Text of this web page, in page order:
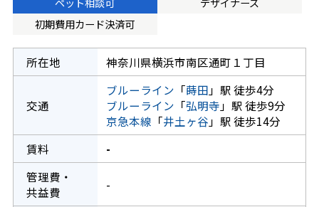
初期費用カード決済可
所在地 神奈川県横浜市南区通町１丁目
交通
ブルーライン 「蒔田 」駅 徒歩4分
ブルーライン 「弘明寺 」駅 徒歩9分
京急本線 「井土ヶ谷 」駅 徒歩14分
賃料
-
管理費・
共益費
-